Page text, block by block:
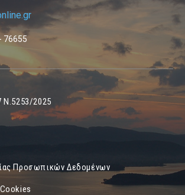
76655
Ν.5253/2025
Προσωπικών Δεδομένων